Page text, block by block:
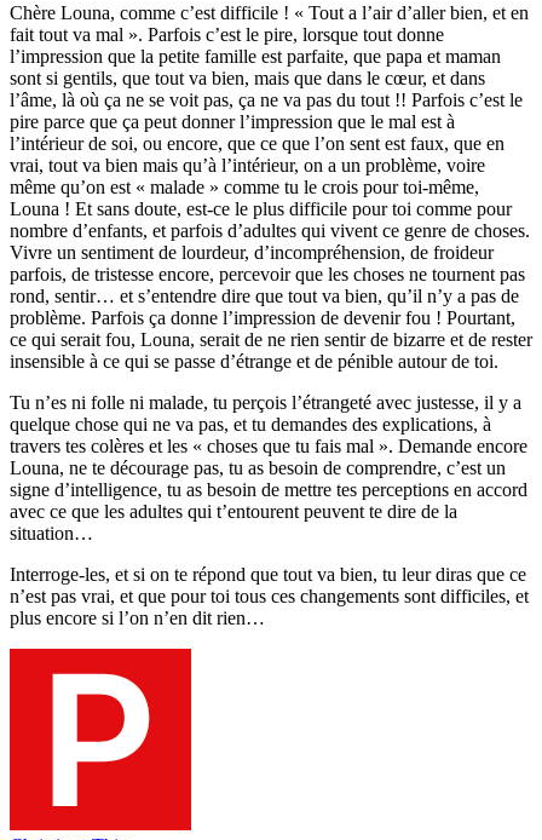
Chère Louna, comme c’est difficile ! « Tout a l’air d’aller bien, et en
fait tout va mal ». Parfois c’est le pire, lorsque tout donne
l’impression que la petite famille est parfaite, que papa et maman
sont si gentils, que tout va bien, mais que dans le cœur, et dans
l’âme, là où ça ne se voit pas, ça ne va pas du tout !! Parfois c’est le
pire parce que ça peut donner l’impression que le mal est à
l’intérieur de soi, ou encore, que ce que l’on sent est faux, que en
vrai, tout va bien mais qu’à l’intérieur, on a un problème, voire
même qu’on est « malade » comme tu le crois pour toi-même,
Louna ! Et sans doute, est-ce le plus difficile pour toi comme pour
nombre d’enfants, et parfois d’adultes qui vivent ce genre de choses.
Vivre un sentiment de lourdeur, d’incompréhension, de froideur
parfois, de tristesse encore, percevoir que les choses ne tournent pas
rond, sentir… et s’entendre dire que tout va bien, qu’il n’y a pas de
problème. Parfois ça donne l’impression de devenir fou ! Pourtant,
ce qui serait fou, Louna, serait de ne rien sentir de bizarre et de rester
insensible à ce qui se passe d’étrange et de pénible autour de toi.
Tu n’es ni folle ni malade, tu perçois l’étrangeté avec justesse, il y a
quelque chose qui ne va pas, et tu demandes des explications, à
travers tes colères et les « choses que tu fais mal ». Demande encore
Louna, ne te décourage pas, tu as besoin de comprendre, c’est un
signe d’intelligence, tu as besoin de mettre tes perceptions en accord
avec ce que les adultes qui t’entourent peuvent te dire de la
situation…
Interroge-les, et si on te répond que tout va bien, tu leur diras que ce
n’est pas vrai, et que pour toi tous ces changements sont difficiles, et
plus encore si l’on n’en dit rien…